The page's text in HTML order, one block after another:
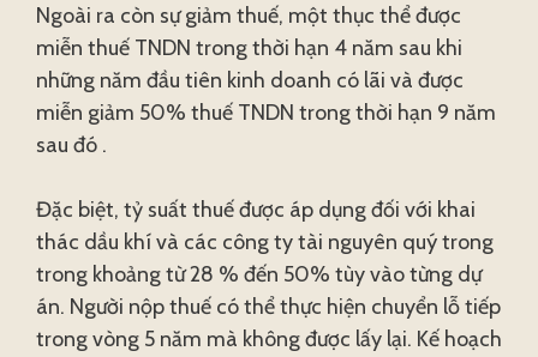
Ngoài ra còn sự giảm thuế, một thục thể được
miễn thuế TNDN trong thời hạn 4 năm sau khi
những năm đầu tiên kinh doanh có lãi và được
miễn giảm 50% thuế TNDN trong thời hạn 9 năm
sau đó .
Đặc biệt, tỷ suất thuế được áp dụng đối với khai
thác dầu khí và các công ty tài nguyên quý trong
trong khoảng từ 28 % đến 50% tùy vào từng dự
án. Người nộp thuế có thể thực hiện chuyển lỗ tiếp
trong vòng 5 năm mà không được lấy lại. Kế hoạch